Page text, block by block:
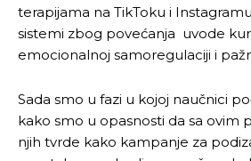
terapijama na TikToku i
sistemi zbog povećanja uvode
emocionalnoj samoregulaciji i
Sada smo u fazi u kojoj naučnici
kako smo u opasnosti da sa ovim
njih tvrde kako kampanje za